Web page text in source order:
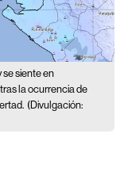
se siente en
la ocurrencia de
(Divulgación: